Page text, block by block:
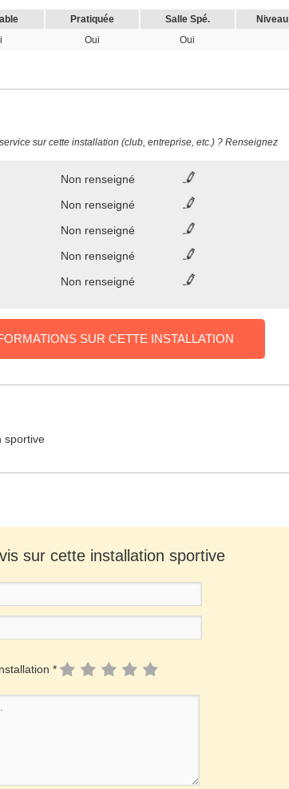
Pratiquée Salle Spé.
Niveau
Oui Oui
sur cette installation (club, entreprise, etc.) ? Renseignez
Non renseigné
Non renseigné
Non renseigné
Non renseigné
Non renseigné
SUR CETTE INSTALLATION
sportive
sur cette installation sportive
*